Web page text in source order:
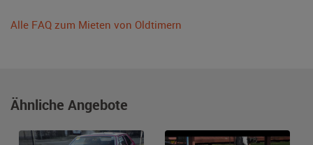
Alle FAQ zum Mieten von Oldtimern
Ähnliche Angebote